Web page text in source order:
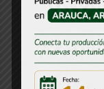
más de
la